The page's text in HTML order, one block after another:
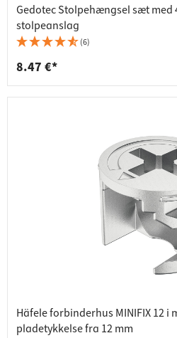
Gedotec Stolpehængsel sæt
stolpeanslag
(6)
8.47 €*
Häfele forbinderhus MINIFIX 12
pladetykkelse fra 12 mm